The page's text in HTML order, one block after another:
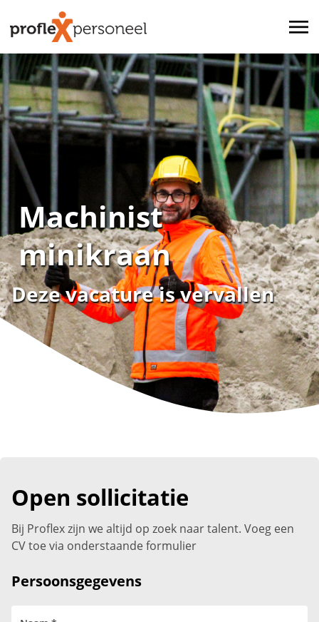
Machinist
minikraan
Deze vacature is vervallen
Open sollicitatie
Bij Proflex zijn we altijd op zoek naar talent. Voeg een
CV toe via onderstaande formulier
Persoonsgegevens